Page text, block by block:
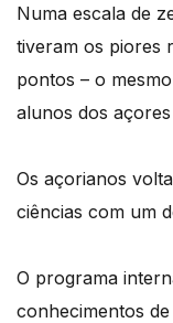
Numa escala de
tiveram os piores
pontos – o
alunos dos
Os açorianos
ciências com um
O programa
conhecimentos